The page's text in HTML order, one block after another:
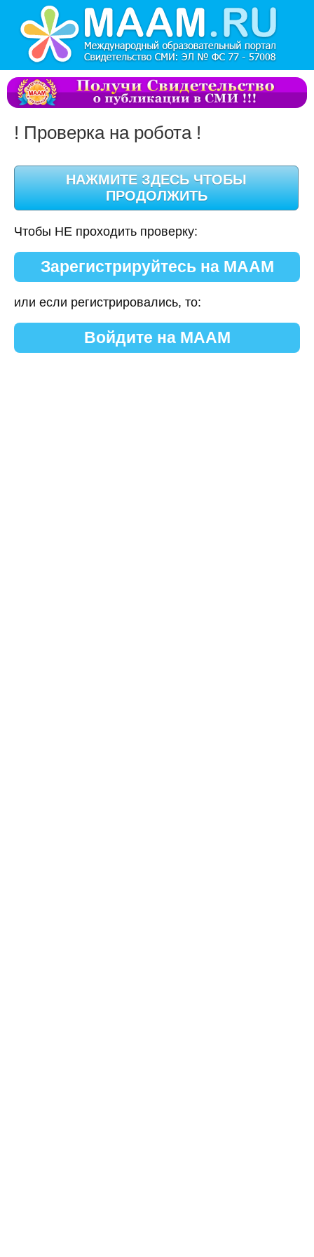
! Проверка на робота !
Чтобы НЕ проходить проверку:
Зарегистрируйтесь на МААМ
или если регистрировались, то:
Войдите на МААМ